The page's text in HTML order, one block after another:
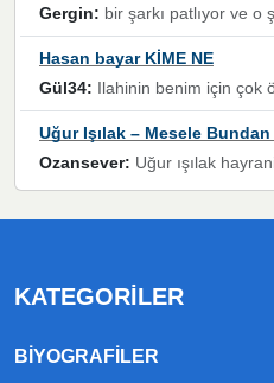
Gergin: bir şarkı patlıyor ve o şarkıyı millet her paylaşımın altına koyuyor ve öyle bir durum hal alıyor ki şarkıyı dinlemeden şarkıdan bikıyorsun Ama bu
Hasan bayar KİME NE
Gül34: Ilahinin benim için çok özel bir yeri var İlk çıktığında komşum ne kadar yüksek sesle dinliyorsa orada duymuştum ve YouTube'dan aratıp Bu ilahiyi bulmuştum ve sonra müdavimi
Uğur Işılak – Mesele
Ozansever: Uğur ışılak hayrani olarak eski yeni tüm eserlerini keyifle huzurla dinleyenlerden
KATEGORILER
BIYOGRAFILER